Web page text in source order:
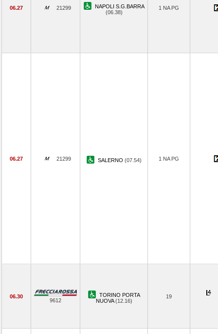
06.27 21299
NAPOLI S.G.BARRA
(06.38)
1 NA PG
06.27 21299 SALERNO (07.54) 1 NA PG
06.30
9612
TORINO PORTA
NUOVA(12.16)
19